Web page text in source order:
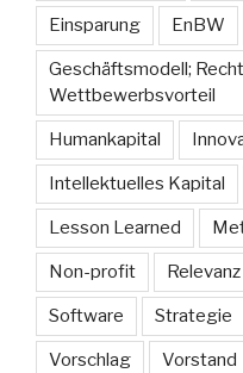
Einsparung EnBW
Geschäftsmodell;
Wettbewerbsvorteil
Humankapital
Intellektuelles Kapital
Lesson Learned
Non-profit Relevanz
Software Strategie
Vorschlag Vorstand